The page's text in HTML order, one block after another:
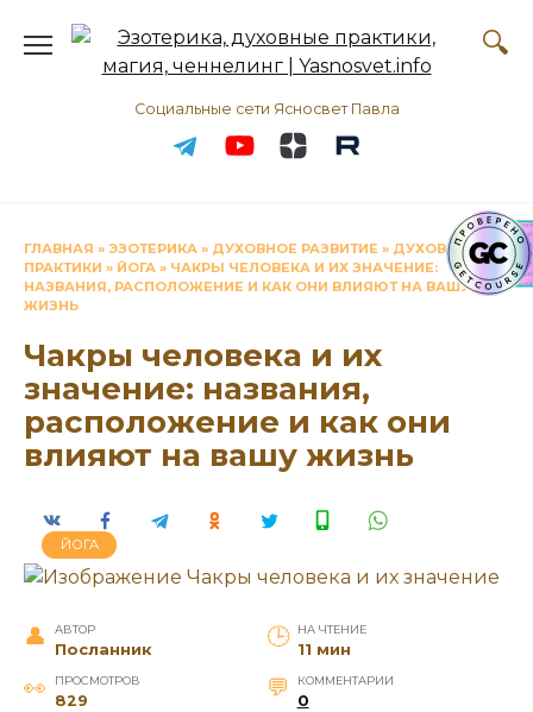
содержанию
Социальные сети Ясносвет Павла
ГЛАВНАЯ » ЭЗОТЕРИКА » ДУХОВНОЕ РАЗВИТИЕ » ДУХОВНЫЕ
ПРАКТИКИ » ЙОГА » ЧАКРЫ ЧЕЛОВЕКА И ИХ ЗНАЧЕНИЕ:
НАЗВАНИЯ, РАСПОЛОЖЕНИЕ И КАК ОНИ ВЛИЯЮТ НА ВАШУ
ЖИЗНЬ
Чакры человека и их
значение: названия,
расположение и как они
влияют на вашу жизнь
ЙОГА
АВТОР
Посланник
НА ЧТЕНИЕ
11 мин
ПРОСМОТРОВ
829
КОММЕНТАРИИ
0